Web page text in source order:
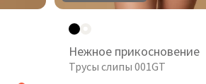
Нежное прикосновение
Трусы слипы 001GT